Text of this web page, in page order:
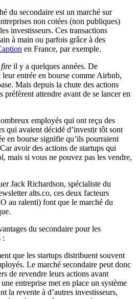
du secondaire est un marché sur
non cotées (non publiques)
investisseurs. Ces transactions
à main ou parfois grâce à des
en France, par exemple.
il y a quelques années. De
entrée en bourse comme Airbnb,
Mais depuis la chute des actions
préfèrent attendre avant de se lancer en
employés qui ont reçu des
qui avaient décidé d’investir tôt sont
en bourse signifie qu’ils pourraient
avoir des actions de startups qui
mais si vous ne pouvez pas les vendre,
Jack Richardson, spécialiste du
alts.co, ces deux facteurs
au ralenti) font que le marché du
du secondaire pour les
:
que les startups distribuent souvent
Le marché secondaire peut donc
de revendre leurs actions avant
entreprise met en place un système
la revente à d’autres investisseurs,